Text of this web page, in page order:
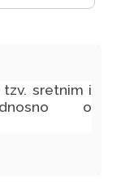
sretnim i
o